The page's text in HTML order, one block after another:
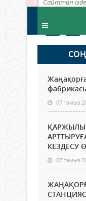
07 тамыз
КЕЗДЕСУ
07 тамыз